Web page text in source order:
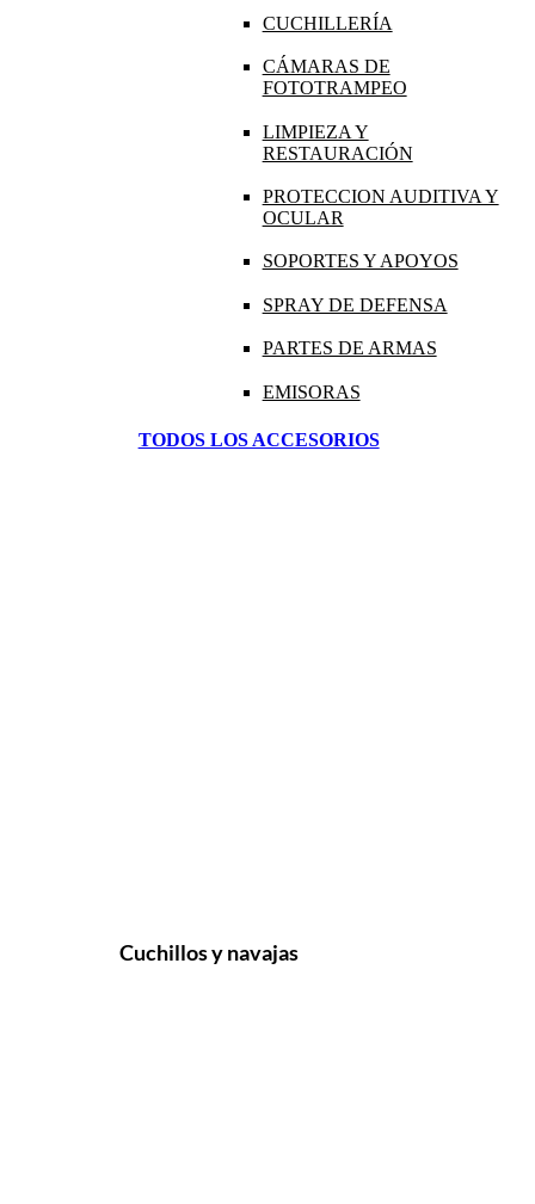
CUCHILLERÍA
CÁMARAS DE
FOTOTRAMPEO
LIMPIEZA Y
RESTAURACIÓN
PROTECCION AUDITIVA Y
OCULAR
SOPORTES Y APOYOS
SPRAY DE DEFENSA
PARTES DE ARMAS
EMISORAS
TODOS LOS ACCESORIOS
Cuchillos y navajas